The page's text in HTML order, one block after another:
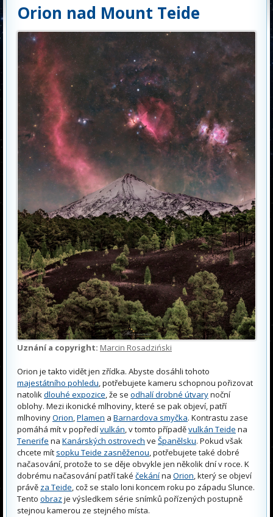
Orion nad Mount Teide
Uznání a copyright: Marcin Rosadziński
Orion je takto vidět jen zřídka. Abyste dosáhli tohoto
majestátního pohledu, potřebujete kameru schopnou pořizovat
natolikdlouhé expozice, že se odhalí drobné útvarynoční
oblohy. Mezi ikonické mlhoviny, které se pak objeví, patří
mlhovinyOrion,Plamen a Barnardova smyčka. Kontrastu zase
pomáhá mít v popředívulkán, v tomto případěvulkán Teide na
Tenerife na Kanárských ostrovech ve Španělsku. Pokud však
chcete mít sopku Teide zasněženou, potřebujete také dobré
načasování, protože to se děje obvykle jen několik dní v roce. K
dobrému načasování patří také čekánína Orion, který se objeví
právě za Teide, což se stalo loni koncem roku po západu Slunce.
Tento obraz je výsledkem série snímků pořízených postupně
stejnou kamerou ze stejného místa.